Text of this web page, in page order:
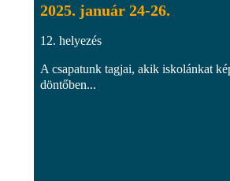
2025. január 24-26.
12. helyezés
A csapatunk tagjai, akik iskolánkat
döntőben...